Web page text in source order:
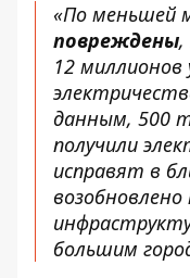
«По меньшей
повреждены,
12 миллионов
данным, 500
получили
исправят в
большим